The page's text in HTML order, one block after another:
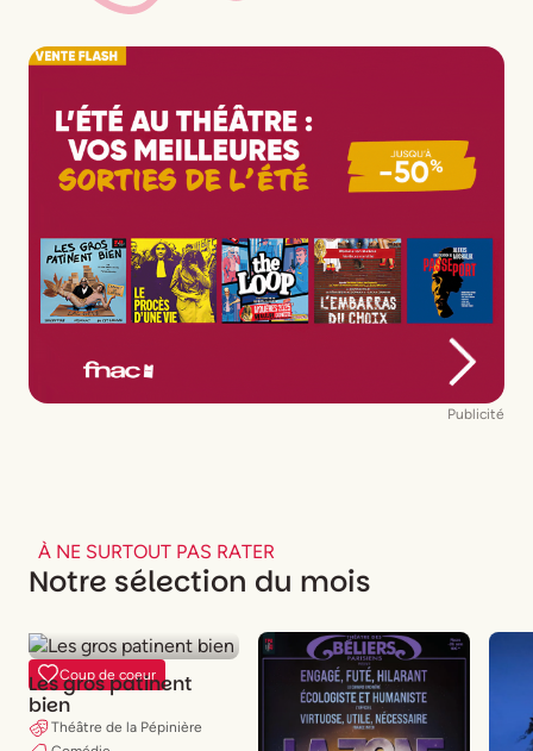
Publicité
À NE SURTOUT PAS RATER
Notre sélection du mois
Coup de coeur
Les gros patinent
bien
Théâtre de la Pépinière